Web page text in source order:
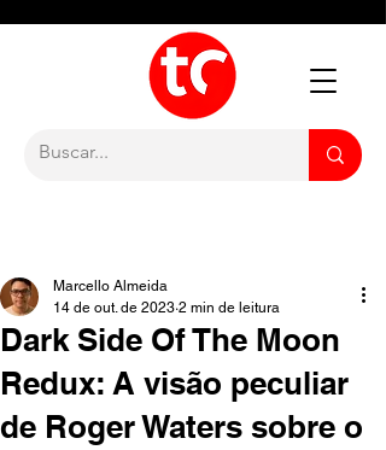
Dark Side Of The Moon
Redux: A visão peculiar
de Roger Waters sobre o
Marcello Almeida
14 de out. de 2023 2 min de leitura